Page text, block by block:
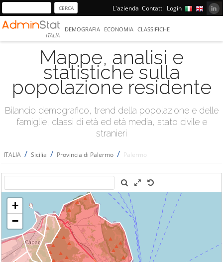
L'azienda Contatti Login
ITALIA
DEMOGRAFIA ECONOMIA CLASSIFICHE
Mappe, analisi e
statistiche sulla
popolazione residente
Bilancio demografico, trend della popolazione e delle
famiglie, classi di età ed età media, stato civile e
stranieri
ITALIA / Sicilia / Provincia di Palermo / Palermo